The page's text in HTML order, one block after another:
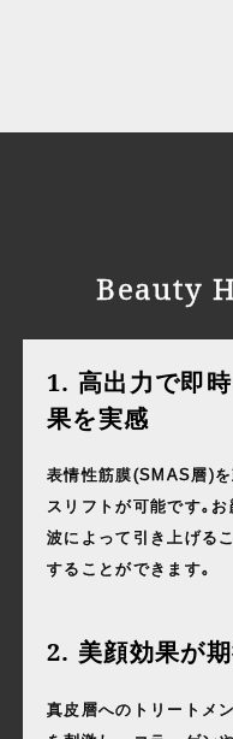
Beauty
1. 高出力で即
果を実感
表情性筋膜(SMAS層)
スリフトが可能です｡
波によって引き上げる
することができます｡
2. 美顔効果が期
真⽪層へのトリートメ